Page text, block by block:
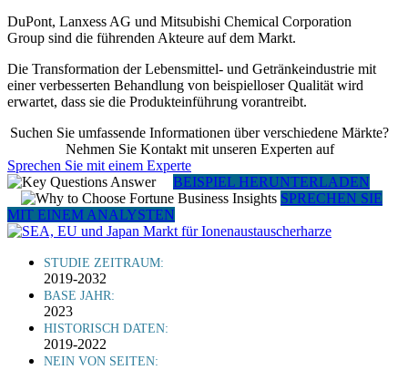
DuPont, Lanxess AG und Mitsubishi Chemical Corporation
Group sind die führenden Akteure auf dem Markt.
Die Transformation der Lebensmittel- und Getränkeindustrie mit
einer verbesserten Behandlung von beispielloser Qualität wird
erwartet, dass sie die Produkteinführung vorantreibt.
Suchen Sie umfassende Informationen über verschiedene Märkte?
Nehmen Sie Kontakt mit unseren Experten auf
Sprechen Sie mit einem Experte
BEISPIEL HERUNTERLADEN
SPRECHEN SIE
MIT EINEM ANALYSTEN
STUDIE ZEITRAUM:
2019-2032
BASE JAHR:
2023
HISTORISCH DATEN:
2019-2022
NEIN VON SEITEN: